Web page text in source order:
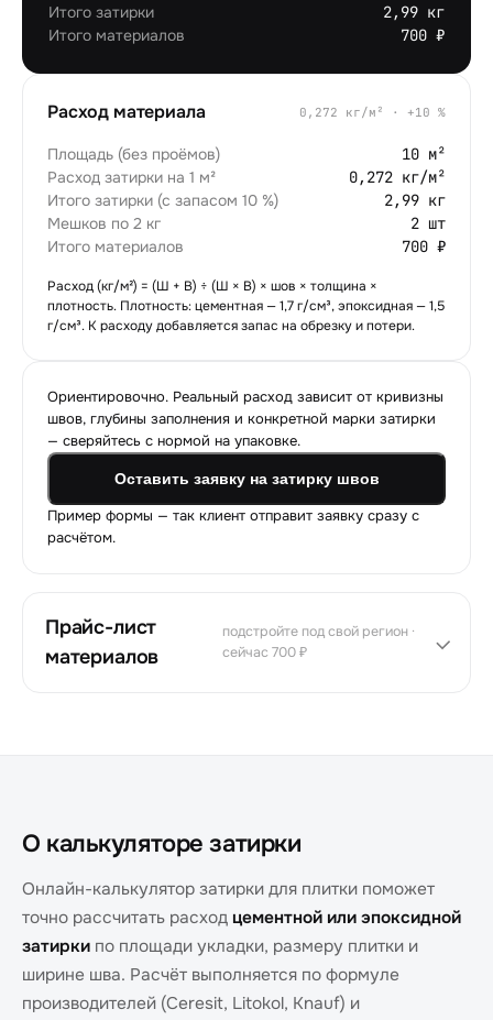
Итого затирки
2,99 кг
Итого материалов
700 ₽
Расход материала 0,272 кг/м² · +10 %
Площадь (без проёмов)
10 м²
Расход затирки на 1 м²
0,272 кг/м²
Итого затирки (с запасом 10 %)
2,99 кг
Мешков по 2 кг
2 шт
Итого материалов
700 ₽
Расход (кг/м²) = (Ш + В) ÷ (Ш × В) × шов × толщина ×
плотность. Плотность: цементная — 1,7 г/см³, эпоксидная — 1,5
г/см³. К расходу добавляется запас на обрезку и потери.
Ориентировочно. Реальный расход зависит от кривизны
швов, глубины заполнения и конкретной марки затирки
— сверяйтесь с нормой на упаковке.
Оставить заявку на затирку швов
Пример формы — так клиент отправит заявку сразу с
расчётом.
Прайс-лист
материалов
подстройте под свой регион ·
сейчас700 ₽
О калькуляторе затирки
Онлайн-калькулятор затирки для плитки поможет
точно рассчитать расход цементной или эпоксидной
затирки по площади укладки, размеру плитки и
ширине шва. Расчёт выполняется по формуле
производителей (Ceresit, Litokol, Knauf) и